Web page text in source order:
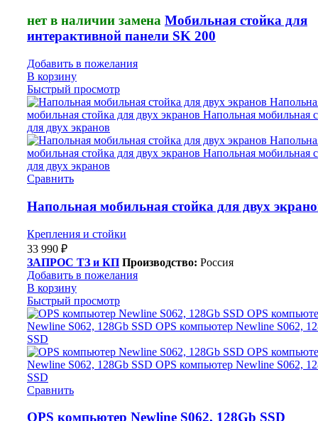
нет в наличии замена Мобильная стойка для
интерактивной панели SK 200
Добавить в пожелания
В корзину
Быстрый просмотр
Сравнить
Напольная мобильная стойка для двух
Крепления и стойки
33 990 ₽
ЗАПРОС ТЗ и КП Производство: Россия
Добавить в пожелания
В корзину
Быстрый просмотр
Сравнить
OPS компьютер Newline S062, 128Gb SSD